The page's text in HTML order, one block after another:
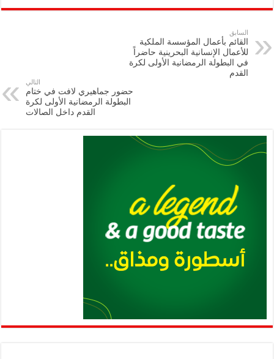
p
y
Li
n
eb
k
tt
nt
at
A
p
p
gr
ai
ar
السابق
القائم بأعمال المؤسسة الملكية
للأعمال الإنسانية البحرينية حاضراً
في البطولة الرمضانية الأولى لكرة
القدم
التالي
حضور جماهيري لافت في ختام
البطولة الرمضانية الأولى لكرة
القدم داخل الصالات